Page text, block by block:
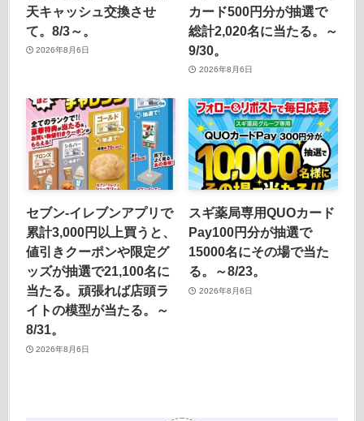
天キャッシュ交換させ
て。8/3～。
2026年8月6日
カード500円分が抽選で
総計2,020名に当たる。～
9/30。
2026年8月6日
セブン‐イレブンアプリで
累計3,000円以上買うと、
値引きクーポンや限定グ
ッズが抽選で21,100名に
当たる。頑張れば店頭ラ
イトの模型が当たる。～
8/31。
2026年8月6日
スギ薬局専用QUOカード
Pay100円分が抽選で
15000名にその場で当た
る。～8/23。
2026年8月6日